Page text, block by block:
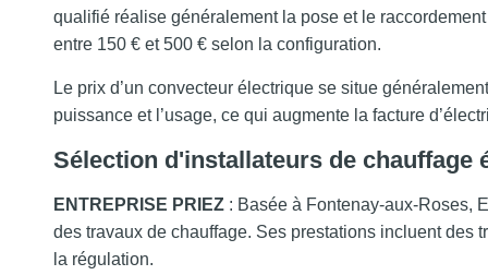
qualifié réalise généralement la pose et le
entre 150 € et 500 € selon la configuration.
Le prix d’un convecteur électrique se situe
puissance et l’usage, ce qui augmente la facture
Sélection d'installateurs de chauffage
ENTREPRISE PRIEZ : Basée à Fontenay-aux-Roses,
des travaux de chauffage. Ses prestations incluent des
la régulation.